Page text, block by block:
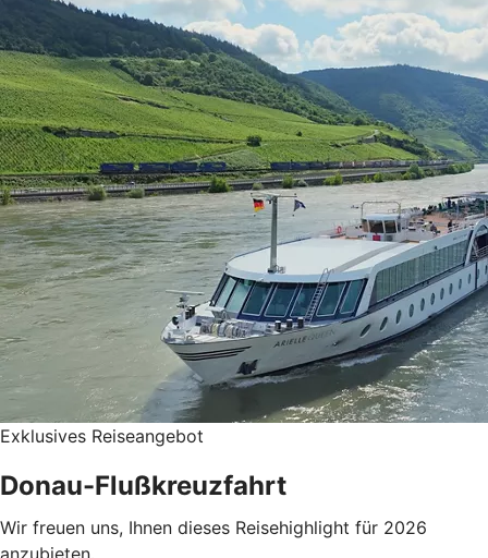
Exklusives Reiseangebot
Donau-Flußkreuzfahrt
Wir freuen uns, Ihnen dieses Reisehighlight für 2026
anzubieten.